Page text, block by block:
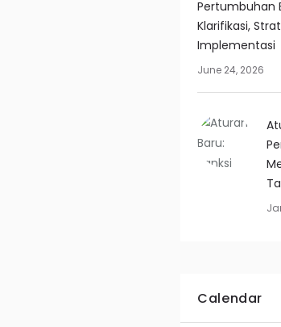
Pertumbuhan
Klarifikasi,
Implementasi
June 24, 2026
Calendar